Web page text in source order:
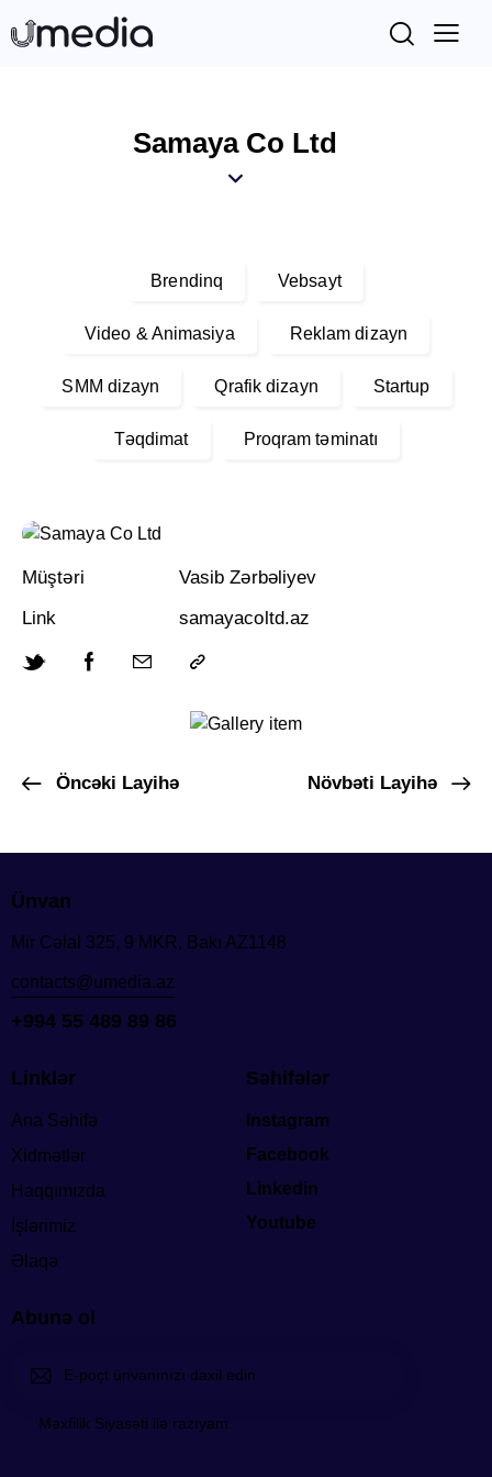
Samaya Co Ltd
Brendinq Vebsayt
Video & Animasiya Reklam dizayn
SMM dizayn Qrafik dizayn Startup
Təqdimat Proqram təminatı
Müştəri
Vasib Zərbəliyev
Link
samayacoltd.az
Öncəki Layihə Növbəti Layihə
Ünvan
Mir Cəlal 325, 9 MKR, Bakı AZ1148
contacts@umedia.az
+994 55 489 89 86
Linklər
Ana Səhifə
Xidmətlər
Haqqımızda
İşlərimiz
Əlaqə
Səhifələr
Instagram
Facebook
Linkedin
Youtube
Abunə ol
Məxfilik Siyasəti ilə razıyam.